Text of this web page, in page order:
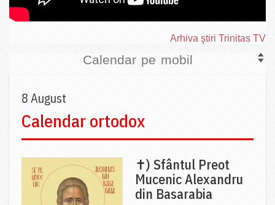
Arhiva ştiri Trinitas TV
Calendar pe mobil
8 August
Calendar ortodox
✝) Sfântul Preot
Mucenic Alexandru
din Basarabia